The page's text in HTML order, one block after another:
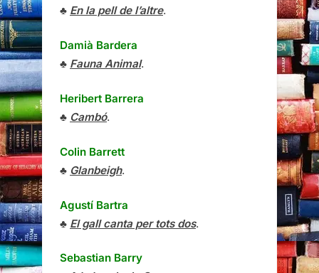
♣ En la pell de l’altre.
Damià Bardera
♣ Fauna Animal.
Heribert Barrera
♣ Cambó.
Colin Barrett
♣ Glanbeigh.
Agustí Bartra
♣ El gall canta per tots dos.
Sebastian Barry